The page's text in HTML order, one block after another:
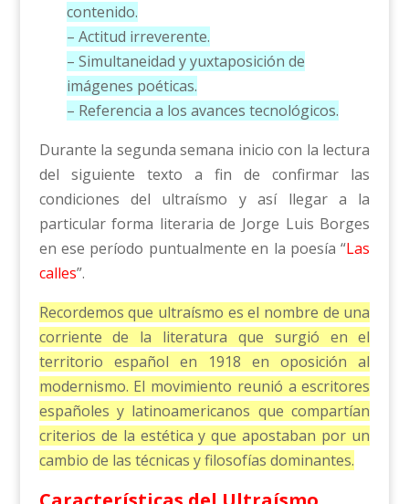
contenido.
– Actitud irreverente.
– Simultaneidad y yuxtaposición de
imágenes poéticas.
– Referencia a los avances tecnológicos.
Durante la segunda semana inicio con la lectura
del siguiente texto a fin de confirmar las
condiciones del ultraísmo y así llegar a la
particular forma literaria de Jorge Luis Borges
en ese período puntualmente en la poesía “Las
calles”.
Recordemos que ultraísmo es el nombre de una
corriente de la literatura que surgió en el
territorio español en 1918 en oposición al
modernismo. El movimiento reunió a escritores
españoles y latinoamericanos que compartían
criterios de la estética y que apostaban por un
cambio de las técnicas y filosofías dominantes.